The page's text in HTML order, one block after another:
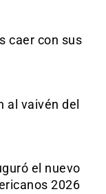
caer con sus
al vaivén del
el nuevo
2026